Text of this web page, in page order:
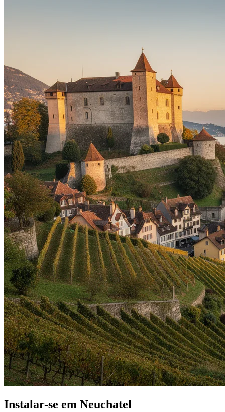
Instalar-se em Neuchatel